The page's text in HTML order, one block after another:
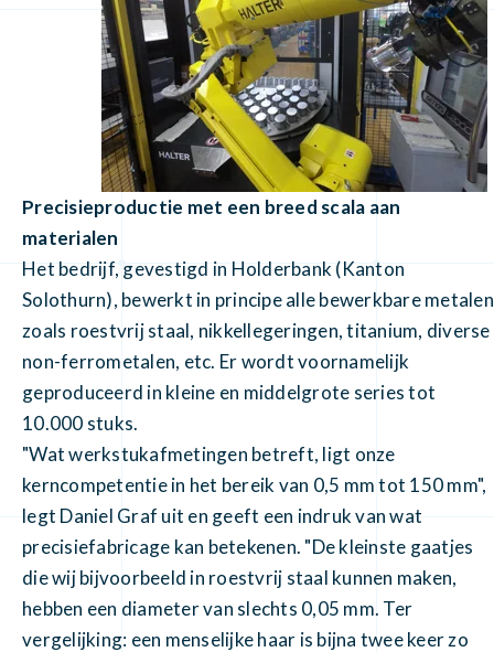
Precisieproductie met een breed scala aan
materialen
Het bedrijf, gevestigd in Holderbank (Kanton
Solothurn), bewerkt in principe alle bewerkbare metalen
zoals roestvrij staal, nikkellegeringen, titanium, diverse
non-ferrometalen, etc. Er wordt voornamelijk
geproduceerd in kleine en middelgrote series tot
10.000 stuks.
"Wat werkstukafmetingen betreft, ligt onze
kerncompetentie in het bereik van 0,5 mm tot 150 mm",
legt Daniel Graf uit en geeft een indruk van wat
precisiefabricage kan betekenen. "De kleinste gaatjes
die wij bijvoorbeeld in roestvrij staal kunnen maken,
hebben een diameter van slechts 0,05 mm. Ter
vergelijking: een menselijke haar is bijna twee keer zo